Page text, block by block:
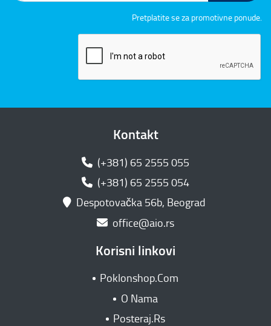
Pretplatite se za promotivne ponude.
Kontakt
(+381) 65 2555 055
(+381) 65 2555 054
Despotovačka 56b, Beograd
office@aio.rs
Korisni linkovi
Poklonshop.Com
O Nama
Posteraj.Rs